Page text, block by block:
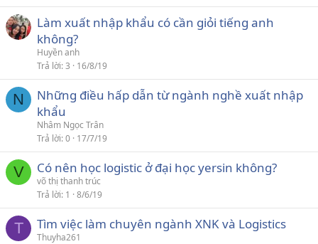
Làm xuất nhập khẩu có cần giỏi tiếng anh
không?
Huyền anh
Trả lời 3 16/8/19
N
Những điều hấp dẫn từ ngành nghề xuất nhập
khẩu
Nhâm Ngọc Trân
Trả lời 0 17/7/19
V Có nên học logistic ở đại học yersin không?
võ thị thanh trúc
Trả lời 1 8/6/19
T Tìm việc làm chuyên ngành XNK và Logistics
Thuyha261